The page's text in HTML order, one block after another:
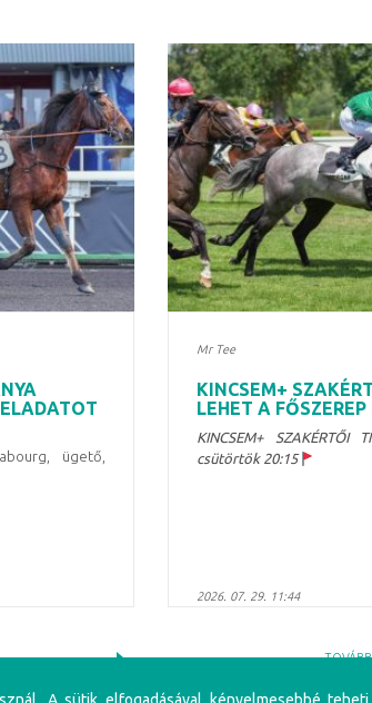
ügető,
Mr Tee
KINCSEM+
LEHET A FŐSZEREP
KINCSEM+ SZAKÉRTŐI
csütörtök 20:15
2026. 07. 29. 11:44
TOVÁBB